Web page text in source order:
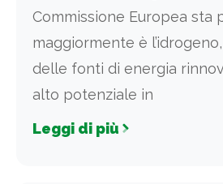
Commissione Europea sta
maggiormente è
delle fonti di energia
alto potenziale in
Leggi di più